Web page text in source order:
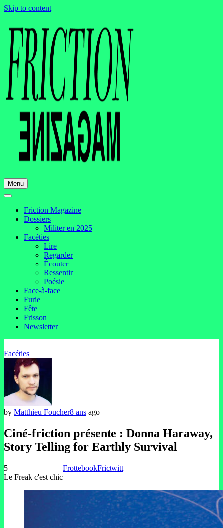
Skip to content
Menu
Friction Magazine
Dossiers
Militer en 2025
Facéties
Lire
Regarder
Écouter
Ressentir
Poésie
Face-à-face
Furie
Fête
Frisson
Newsletter
Facéties
by Matthieu Foucher8 ans ago
Ciné-friction présente : Donna Haraway,
Story Telling for Earthly Survival
5
Le Freak c'est chic
FrottebookFrictwitt